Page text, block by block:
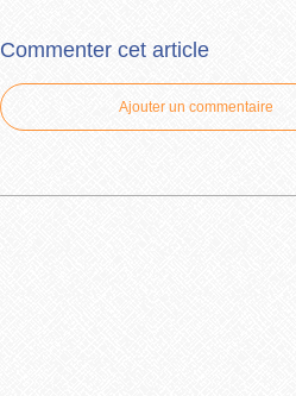
Commenter cet article
Ajouter un commentaire